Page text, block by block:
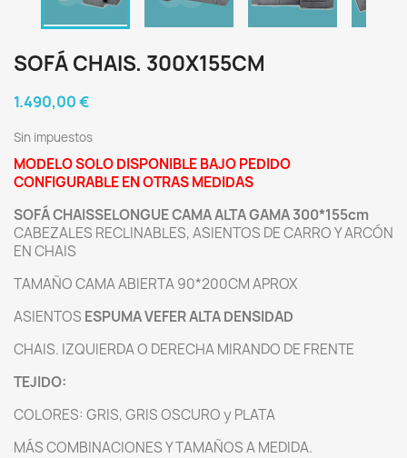
SOFÁ CHAIS. 300X155CM
1.490,00 €
Sin impuestos
MODELO SOLO DISPONIBLE BAJO PEDIDO
CONFIGURABLE EN OTRAS MEDIDAS
SOFÁ CHAISSELONGUE CAMA ALTA GAMA 300*155cm
CABEZALES RECLINABLES, ASIENTOS DE CARRO Y ARCÓN
EN CHAIS
TAMAÑO CAMA ABIERTA 90*200CM APROX
ASIENTOS ESPUMA VEFER ALTA DENSIDAD
CHAIS. IZQUIERDA O DERECHA MIRANDO DE FRENTE
TEJIDO:
COLORES: GRIS, GRIS OSCURO y PLATA
MÁS COMBINACIONES Y TAMAÑOS A MEDIDA.